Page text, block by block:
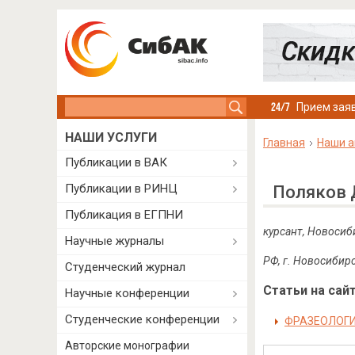
Прием
Главная Наши
Поляков
курсант,
РФ, г.
Статьи на
НАШИ УСЛУГИ
Публикации в ВАК
Публикации в РИНЦ
Публикация в ЕГПНИ
Научные журналы
Студенческий журнал
Научные конференции
Студенческие конференции
Авторские монографии